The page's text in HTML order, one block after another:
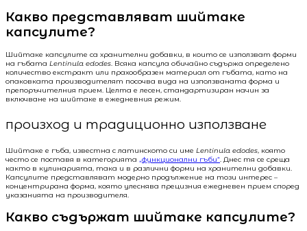
Какво представляват шийтаке
капсулите?
Шийтаке капсулите са хранителни добавки, в които се използват форми
на гъбата Lentinula edodes. Всяка капсула обичайно съдържа определено
количество екстракт или прахообразен материал от гъбата, като на
опаковката производителят посочва вида на използваната форма и
препоръчителния прием. Целта е лесен, стандартизиран начин за
включване на шийтаке в ежедневния режим.
произход и традиционно използване
Шийтаке е гъба, известна с латинското си име Lentinula edodes, която
често се поставя в категорията „функционални гъби“ . Днес тя се среща
както в кулинарията, така и в различни форми на хранителни добавки.
Капсулите представляват модерно продължение на този интерес –
концентрирана форма, която улеснява прецизния ежедневен прием според
указанията на производителя.
Какво съдържат шийтаке капсулите?